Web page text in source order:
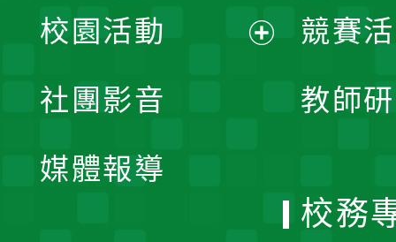
競賽
教師
開
校園活動
社團影音
媒體報導
校務